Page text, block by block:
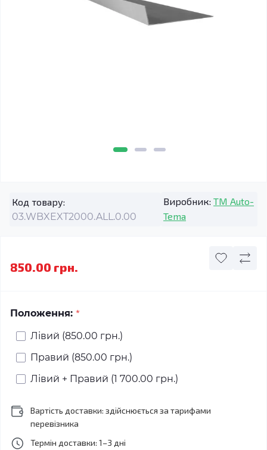
Код товару:
03.WBXEXT2000.ALL.0.00
Виробник: TM Auto-
Tema
850.00 грн.
Положення: *
Лівий (850.00 грн.)
Правий (850.00 грн.)
Лівий + Правий (1 700.00 грн.)
Вартість доставки: здійснюється за тарифами
перевізника
Термін доставки: 1–3 дні